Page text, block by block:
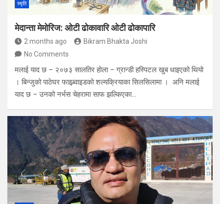
स्मृति
मेदान्ता मेमोरिज: ओटी ढोकावारि ओटी ढोकापारि
2 months ago
Bikram Bhakta Joshi
No Comments
मलाई याद छ – २०७३ सालतिर होला – ग्रान्डी हस्पिटल खुब धाइएको थियो
। बिन्जुको पाठेघर फाइब्र्वाइडको शल्यक्रियाका सिलसिलामा । अनि मलाई
याद छ – उनको नर्भस चेहरामा साफ झल्किएका…